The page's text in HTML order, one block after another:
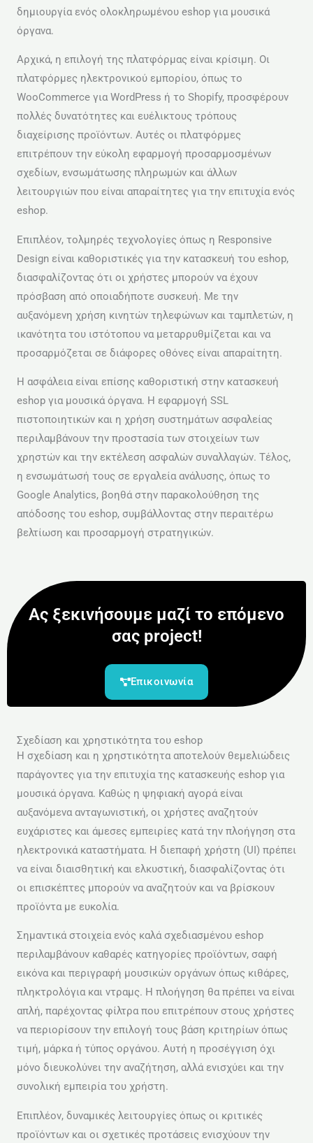
δημιουργία ενός ολοκληρωμένου eshop για μουσικά
όργανα.
Αρχικά, η επιλογή της πλατφόρμας είναι κρίσιμη. Οι
πλατφόρμες ηλεκτρονικού εμπορίου, όπως το
WooCommerce για WordPress ή το Shopify, προσφέρουν
πολλές δυνατότητες και ευέλικτους τρόπους
διαχείρισης προϊόντων. Αυτές οι πλατφόρμες
επιτρέπουν την εύκολη εφαρμογή προσαρμοσμένων
σχεδίων, ενσωμάτωσης πληρωμών και άλλων
λειτουργιών που είναι απαραίτητες για την επιτυχία ενός
eshop.
Επιπλέον, τολμηρές τεχνολογίες όπως η Responsive
Design είναι καθοριστικές για την κατασκευή του eshop,
διασφαλίζοντας ότι οι χρήστες μπορούν να έχουν
πρόσβαση από οποιαδήποτε συσκευή. Με την
αυξανόμενη χρήση κινητών τηλεφώνων και ταμπλετών, η
ικανότητα του ιστότοπου να μεταρρυθμίζεται και να
προσαρμόζεται σε διάφορες οθόνες είναι απαραίτητη.
Η ασφάλεια είναι επίσης καθοριστική στην κατασκευή
eshop για μουσικά όργανα. Η εφαρμογή SSL
πιστοποιητικών και η χρήση συστημάτων ασφαλείας
περιλαμβάνουν την προστασία των στοιχείων των
χρηστών και την εκτέλεση ασφαλών συναλλαγών. Τέλος,
η ενσωμάτωσή τους σε εργαλεία ανάλυσης, όπως το
Google Analytics, βοηθά στην παρακολούθηση της
απόδοσης του eshop, συμβάλλοντας στην περαιτέρω
βελτίωση και προσαρμογή στρατηγικών.
Ας ξεκινήσουμε μαζί το επόμενο
σας project!
Επικοινωνία
Σχεδίαση και χρηστικότητα του eshop
Η σχεδίαση και η χρηστικότητα αποτελούν θεμελιώδεις
παράγοντες για την επιτυχία της κατασκευής eshop για
μουσικά όργανα. Καθώς η ψηφιακή αγορά είναι
αυξανόμενα ανταγωνιστική, οι χρήστες αναζητούν
ευχάριστες και άμεσες εμπειρίες κατά την πλοήγηση στα
ηλεκτρονικά καταστήματα. Η διεπαφή χρήστη (UI) πρέπει
να είναι διαισθητική και ελκυστική, διασφαλίζοντας ότι
οι επισκέπτες μπορούν να αναζητούν και να βρίσκουν
προϊόντα με ευκολία.
Σημαντικά στοιχεία ενός καλά σχεδιασμένου eshop
περιλαμβάνουν καθαρές κατηγορίες προϊόντων, σαφή
εικόνα και περιγραφή μουσικών οργάνων όπως κιθάρες,
πληκτρολόγια και ντραμς. Η πλοήγηση θα πρέπει να είναι
απλή, παρέχοντας φίλτρα που επιτρέπουν στους χρήστες
να περιορίσουν την επιλογή τους βάση κριτηρίων όπως
τιμή, μάρκα ή τύπος οργάνου. Αυτή η προσέγγιση όχι
μόνο διευκολύνει την αναζήτηση, αλλά ενισχύει και την
συνολική εμπειρία του χρήστη.
Επιπλέον, δυναμικές λειτουργίες όπως οι κριτικές
προϊόντων και οι σχετικές προτάσεις ενισχύουν την